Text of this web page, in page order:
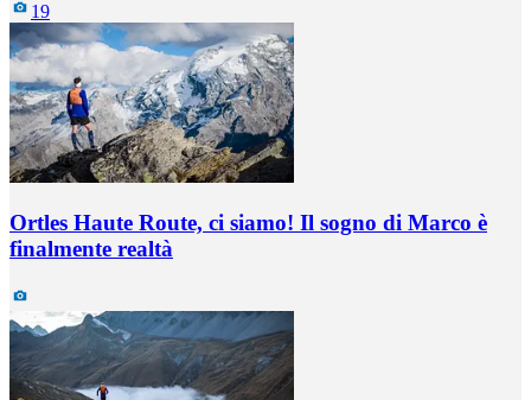
19
Ortles Haute Route, ci siamo! Il sogno di Marco è
finalmente realtà